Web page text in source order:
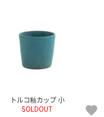
トルコ釉カップ 小
SOLDOUT